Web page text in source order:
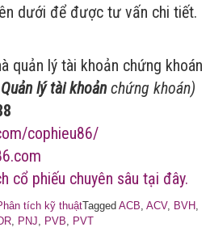
dưới để được tư vấn chi tiết.
quản lý tài khoản chứng khoán
lý tài khoản chứng khoán)
cophieu86/
cổ phiếu chuyên sâu tại đây.
tích kỹ thuậtTagged ACB ACV, BVH
PNJ PVB PVT